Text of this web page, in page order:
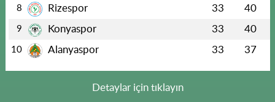
8 Rizespor 33 40
9 Konyaspor 33 40
10 Alanyaspor 33 37
Detaylar için tıklayın